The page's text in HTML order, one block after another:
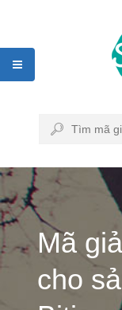
Mã
cho